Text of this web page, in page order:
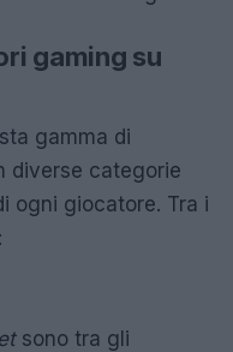
gaming su
gamma di
diverse categorie
ogni giocatore. Tra i
sono tra gli